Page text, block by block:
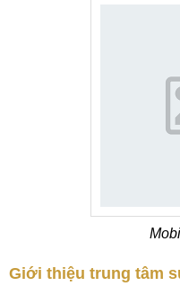
Giới thiệu trung tâm